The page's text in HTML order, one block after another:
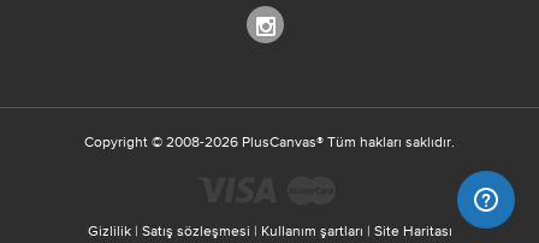
Copyright © 2008-2026 PlusCanvas® Tüm hakları saklıdır.
Gizlilik| Satış sözleşmesi | Kullanım şartları | Site Haritası